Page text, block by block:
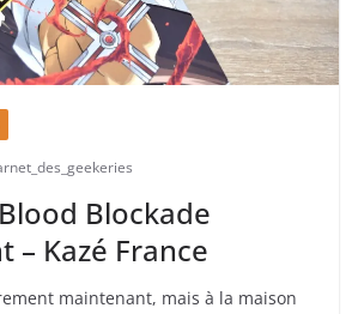
Blockade
– Kazé France
maintenant, mais à la maison